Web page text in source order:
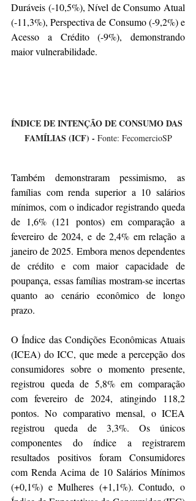
Duráveis (-10,5%), Nível de Consumo Atual
(-11,3%), Perspectiva de Consumo (-9,2%) e
Acesso a Crédito (-9%), demonstrando
maior vulnerabilidade.
ÍNDICE DE INTENÇÃO DE CONSUMO DAS
FAMÍLIAS (ICF) - Fonte: FecomercioSP
Também demonstraram pessimismo, as
famílias com renda superior a 10 salários
mínimos, com o indicador registrando queda
de 1,6% (121 pontos) em comparação a
fevereiro de 2024, e de 2,4% em relação a
janeiro de 2025. Embora menos dependentes
de crédito e com maior capacidade de
poupança, essas famílias mostram-se incertas
quanto ao cenário econômico de longo
prazo.
O Índice das Condições Econômicas Atuais
(ICEA) do ICC, que mede a percepção dos
consumidores sobre o momento presente,
registrou queda de 5,8% em comparação
com fevereiro de 2024, atingindo 118,2
pontos. No comparativo mensal, o ICEA
registrou queda de 3,3%. Os únicos
componentes do índice a registrarem
resultados positivos foram Consumidores
com Renda Acima de 10 Salários Mínimos
(+0,1%) e Mulheres (+1,1%). Contudo, o